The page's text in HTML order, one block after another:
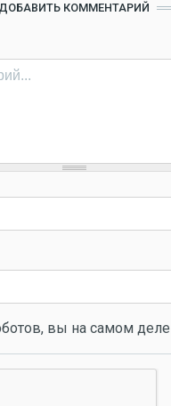
ДОБАВИТЬ КОММЕНТАРИЙ
вы на самом деле